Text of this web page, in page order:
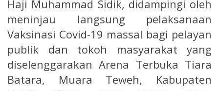
Haji Muhammad Sidik, didampingi oleh
meninjau langsung pelaksanaan
Vaksinasi Covid-19 massal bagi pelayan
publik dan tokoh masyarakat yang
diselenggarakan Arena Terbuka Tiara
Batara, Muara Teweh, Kabupaten